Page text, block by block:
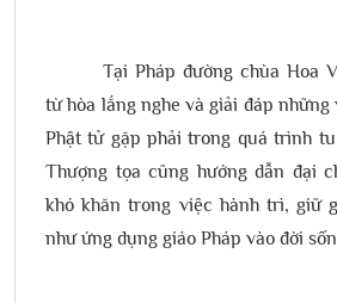
Tại Pháp đường chùa Hoa
từ hòa lắng nghe và giải đáp
Phật tử gặp phải trong quá trình
Thượng tọa cũng hướng dẫn đại
khó khăn trong việc hành trì, giữ
như ứng dụng giáo Pháp vào đời